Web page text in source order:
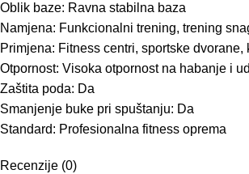
Oblik baze: Ravna stabilna baza
Namjena: Funkcionalni trening, trening
Primjena: Fitness centri, sportske dvorane,
Otpornost: Visoka otpornost na habanje i
Zaštita poda: Da
Smanjenje buke pri spuštanju: Da
Standard: Profesionalna fitness oprema
Recenzije (0)